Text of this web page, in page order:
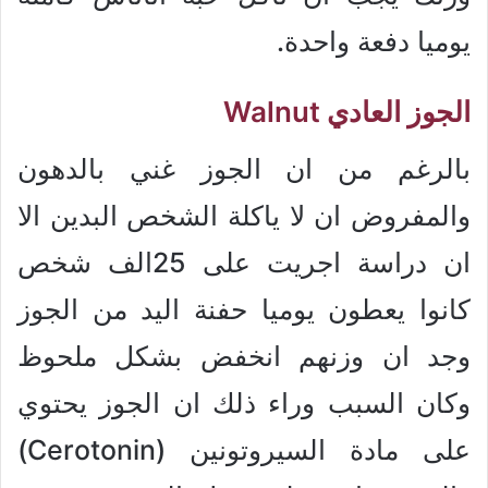
يوميا دفعة واحدة.
الجوز العادي Walnut
بالرغم من ان الجوز غني بالدهون
والمفروض ان لا ياكلة الشخص البدين الا
ان دراسة اجريت على 25الف شخص
كانوا يعطون يوميا حفنة اليد من الجوز
وجد ان وزنهم انخفض بشكل ملحوظ
وكان السبب وراء ذلك ان الجوز يحتوي
على مادة السيروتونين (Cerotonin)